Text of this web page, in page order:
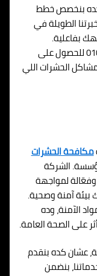
كده بنخصص خطط
الطويلة في
بفاعلية.
ماتترددش في الاتصال بينا على 01080892037 للحصول على
الحشرات اللي
مكافحة الحشرات
الشركة
وفعّالة لمواجهة
بيئة آمنة وصحية.
الآمنة، وده
على الصحة العامة.
عشان كده بنقدم
بنضمن